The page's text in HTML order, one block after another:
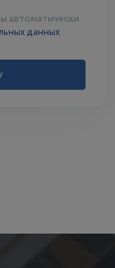
автоматически
данных